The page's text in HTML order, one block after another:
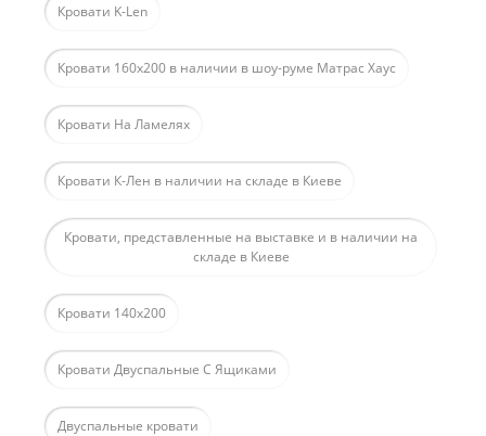
Кровати K-Len
Кровати 160х200 в наличии в шоу-руме Матрас Хаус
Кровати На Ламелях
Кровати К-Лен в наличии на складе в Киеве
Кровати, представленные на выставке и в наличии на
складе в Киеве
Кровати 140х200
Кровати Двуспальные С Ящиками
Двуспальные кровати